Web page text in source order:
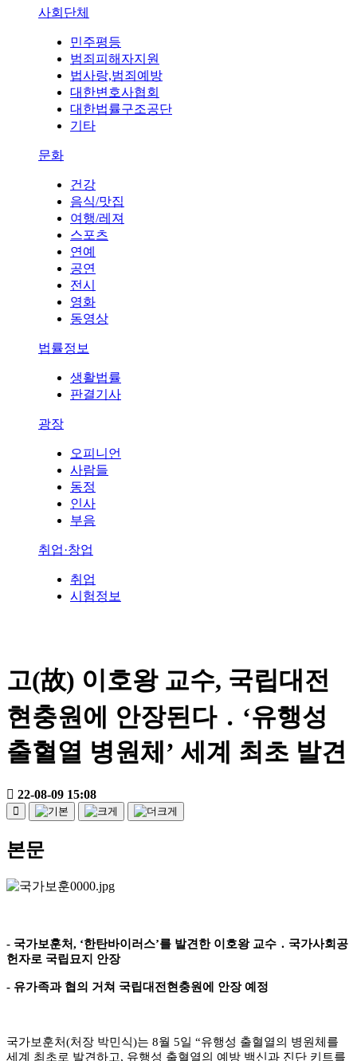
사회단체
민주평등
범죄피해자지원
법사랑,범죄예방
대한변호사협회
대한법률구조공단
기타
문화
건강
음식/맛집
여행/레져
스포츠
연예
공연
전시
영화
동영상
법률정보
생활법률
판결기사
광장
오피니언
사람들
동정
인사
부음
취업·창업
취업
시험정보
고(故) 이호왕 교수, 국립대전
현충원에 안장된다 ․ ‘유행성
출혈열 병원체’ 세계 최초 발견
22-08-09 15:08
본문
- 국가보훈처, ‘한탄바이러스’를 발견한 이호왕 교수 ․ 국가사회공
헌자로 국립묘지 안장
- 유가족과 협의 거쳐 국립대전현충원에 안장 예정
국가보훈처(처장 박민식)는 8월 5일 “유행성 출혈열의 병원체를
세계 최초로 발견하고, 유행성 출혈열의 예방 백신과 진단 키트를